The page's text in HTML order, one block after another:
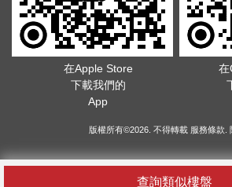
查詢類似樓盤
在Apple Store
下載我們的
App
在
版權所有©2026. 不得轉載 服務條款